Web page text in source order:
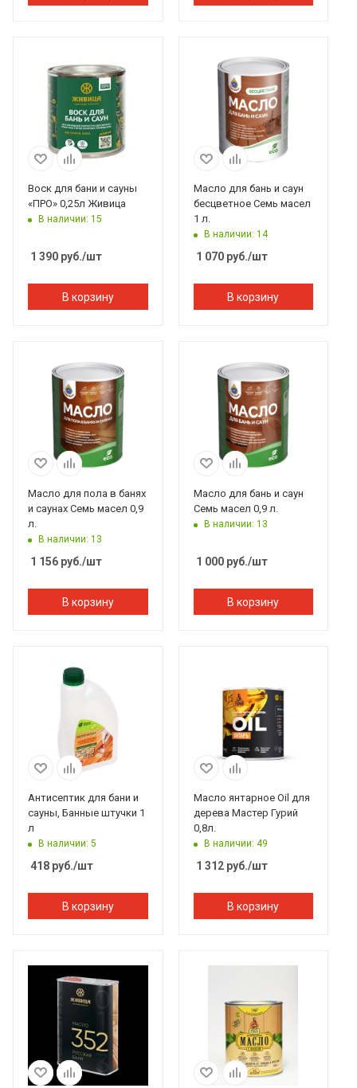
Воск для бани и сауны
«ПРО» 0,25л Живица
В наличии: 15
1 390 руб./шт
В корзину
Масло для бань и саун
бесцветное Семь масел
1 л.
В наличии: 14
1 070руб./шт
В корзину
Масло для пола в банях
и саунах Семь масел 0,9
л.
В наличии: 13
1 156 руб./шт
В корзину
Масло для бань и саун
Семь масел 0,9 л.
В наличии: 13
1 000руб./шт
В корзину
Антисептик для бани и
сауны, Банные штучки 1
л
В наличии: 5
418 руб./шт
В корзину
Масло янтарное Oil для
дерева Мастер Гурий
0,8л.
В наличии: 49
1 312руб./шт
В корзину